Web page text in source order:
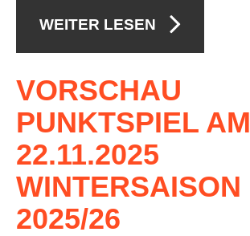
WEITER LESEN
VORSCHAU
PUNKTSPIEL AM
22.11.2025
WINTERSAISON
2025/26